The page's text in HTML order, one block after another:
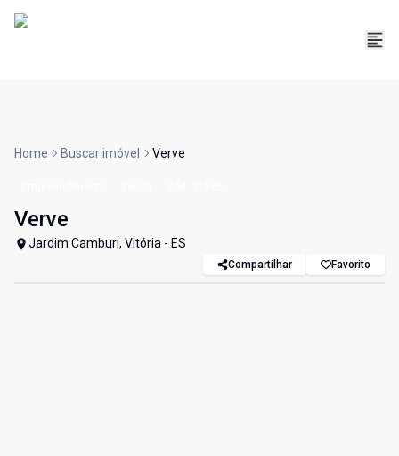
Home Buscar imóvel Verve
Verve
Jardim Camburi, Vitória - ES
Compartilhar Favorito